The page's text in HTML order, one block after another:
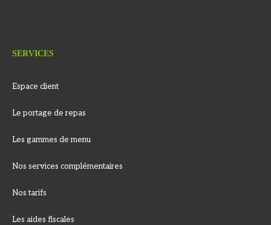
SERVICES
Espace client
Le portage de repas
Les gammes de menu
Nos services complémentaires
Nos tarifs
Les aides fiscales